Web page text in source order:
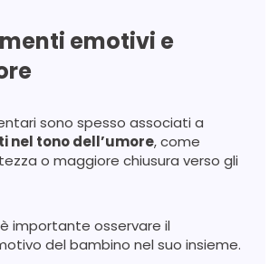
emotivi e
sono spesso associati a
nel tono dell’umore, come
o maggiore chiusura verso gli
importante osservare il
del bambino nel suo insieme.